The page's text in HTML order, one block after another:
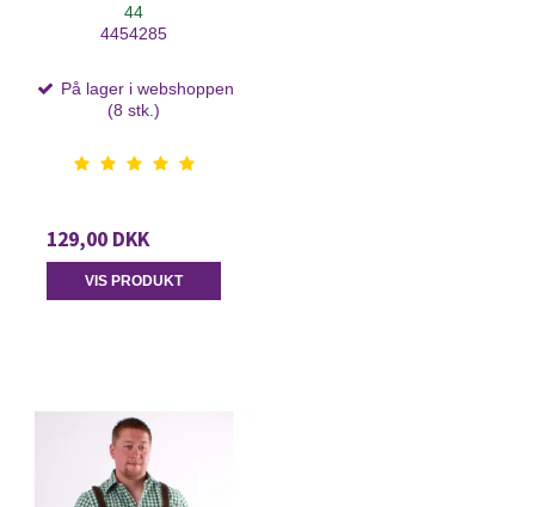
44
4454285
På lager i webshoppen
(8 stk.)
129,00 DKK
VIS PRODUKT